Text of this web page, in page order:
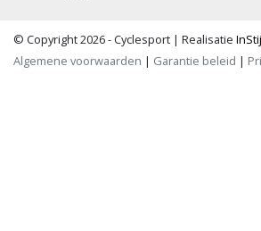
© Copyright 2026 - Cyclesport | Realisatie
Algemene voorwaarden | Garantie beleid |